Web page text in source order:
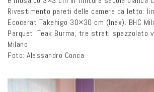
Rivestimento pareti delle camere da letto:
Ecocarat Takehigo 30×30 cm (Inax). BHC
Parquet: Teak Burma, tre strati spazzolato
Milano
Foto: Alessandro Conca